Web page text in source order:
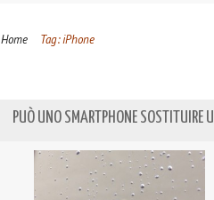
Home Tag: iPhone
PUÒ UNO SMARTPHONE SOSTITUIRE